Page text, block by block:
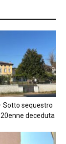
Sotto sequestro
20enne deceduta